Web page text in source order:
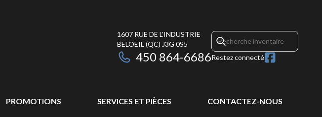
1607 RUE DE L'INDUSTRIE
BELOEIL (QC) J3G 0S5
450 864-6686Restez connecté
PROMOTIONS SERVICES ET PIÈCES CONTACTEZ-NOUS